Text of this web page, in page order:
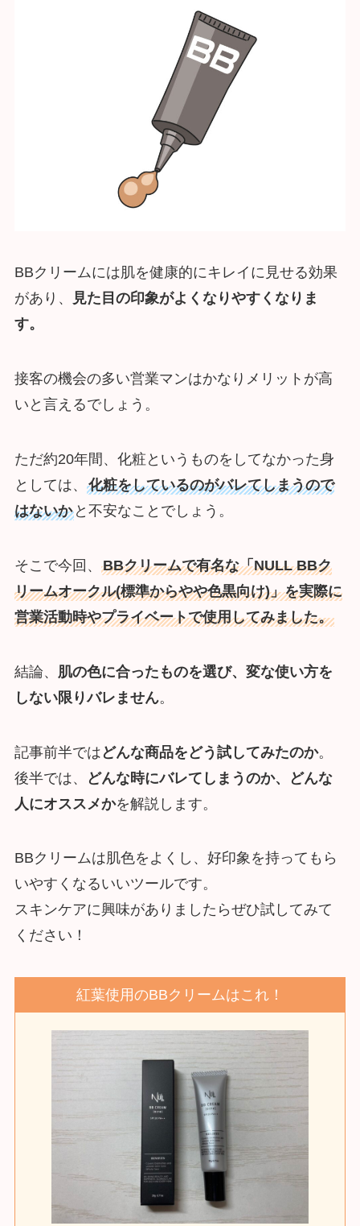
BBクリームには肌を健康的にキレイに見せる効果
があり、
見た目の印象がよくなりやすくなりま
す。
接客の機会の多い営業マンはかなりメリットが高
いと言えるでしょう。
ただ約20年間、化粧というものをしてなかった身
としては、 化粧をしているのがバレてしまうので
はないかと不安なことでしょう。
そこで今回、 BBクリームで有名な「NULL BBク
リームオークル(標準からやや色黒向け)」を実際に
営業活動時やプライベートで使用してみました。
結論、
肌の色に合ったものを選び、変な使い方を
しない限りバレません。
記事前半では どんな商品をどう試してみたのか。
後半では、
どんな時にバレてしまうのか、どんな
人にオススメかを解説します。
BBクリームは肌色をよくし、好印象を持ってもら
いやすくなるいいツールです。
スキンケアに興味がありましたらぜひ試してみて
ください！
紅葉使用のBBクリームはこれ！